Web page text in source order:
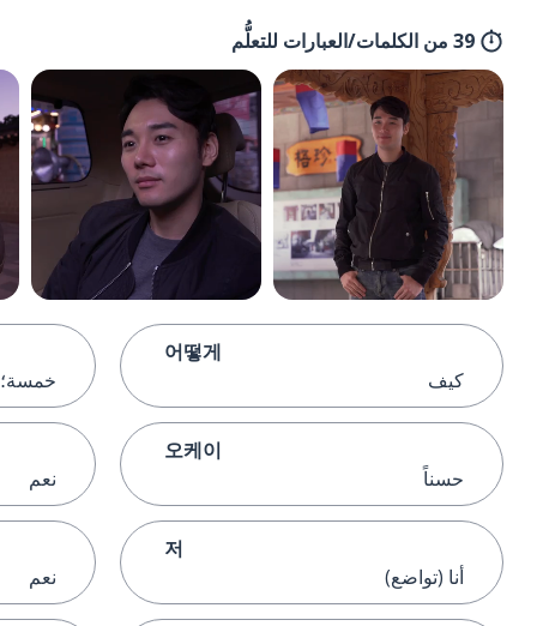
39 من الكلمات/العبارات للتعلُّم
어떻게
كيف
오케이
حسناً
저
أنا (تواضع)
خمسة؛ ٥ (رقم
نعم
نعم